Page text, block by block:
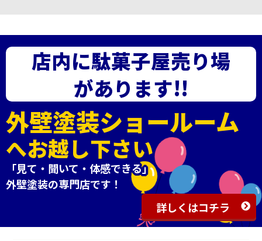
店内に駄菓子屋売り場
があります!!
外壁塗装ショールーム
へお越し下さい
「見て・聞いて・体感できる」
外壁塗装の専門店です！
詳しくはコチラ